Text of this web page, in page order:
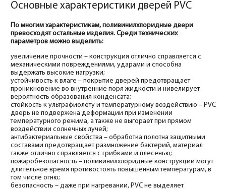
Основные характеристики дверей PVC
По многим характеристикам, поливинилхлоридные двери
превосходят остальные изделия. Среди технических
параметров можно выделить:
увеличение прочности – конструкция отлично справляется с
механическими повреждениями, ударами и способна
выдержать высокие нагрузки;
устойчивость к влаге – покрытие дверей предотвращает
проникновение во внутренние поря жидкости и нивелирует
вероятность образования конденсата;
стойкость к ультрафиолету и температурному воздействию – PVC
дверь не подвержена деформации при изменении
температурного режима, а также не выгорает при прямом
воздействии солнечных лучей;
антибактериальные свойства – обработка полотна защитными
составами предотвращает размножение бактерий, материал
также отлично справляется с грибками и плесенью;
пожаробезопасность – поливинилхлоридные конструкции могут
длительное время противостоять повышенным температурам, в
том числе огню;
безопасность – даже при нагревании, PVC не выделяет